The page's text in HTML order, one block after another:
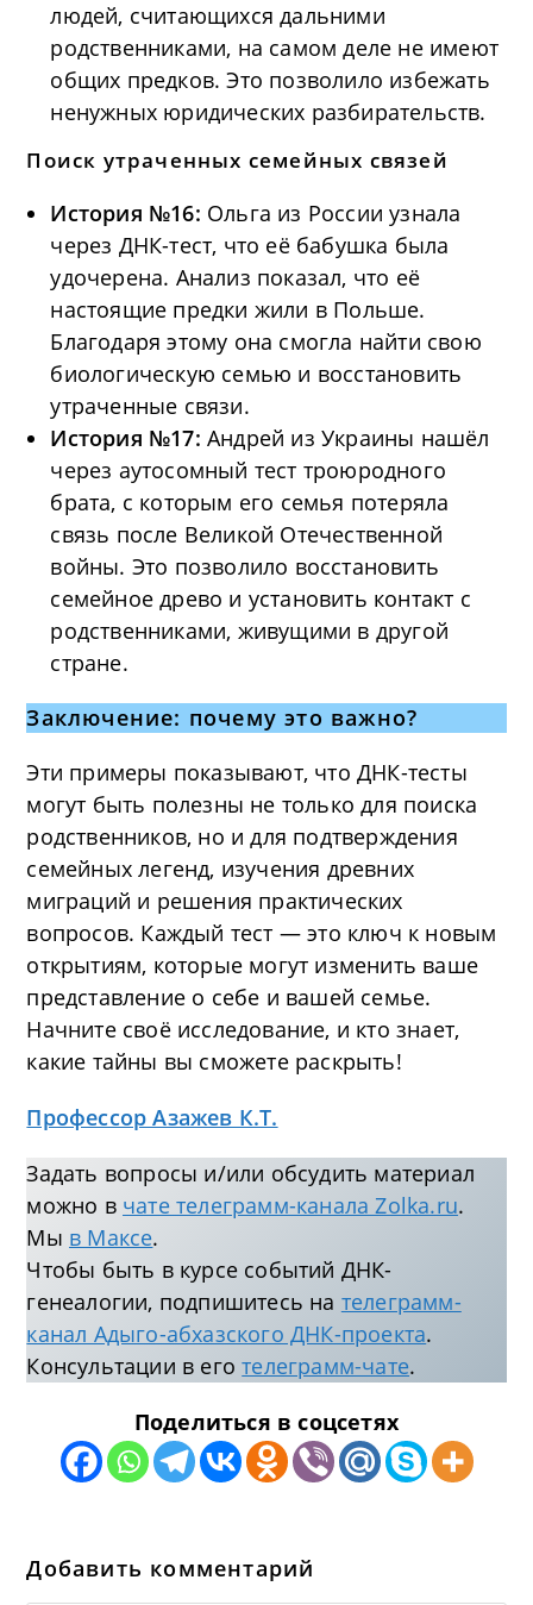
людей, считающихся дальними
родственниками, на самом деле не имеют
общих предков. Это позволило избежать
ненужных юридических разбирательств.
Поиск утраченных семейных связей
История №16: Ольга из России узнала
через ДНК-тест, что её бабушка была
удочерена. Анализ показал, что её
настоящие предки жили в Польше.
Благодаря этому она смогла найти свою
биологическую семью и восстановить
утраченные связи.
История №17:Андрей из Украины нашёл
через аутосомный тест троюродного
брата, с которым его семья потеряла
связь после Великой Отечественной
войны. Это позволило восстановить
семейное древо и установить контакт с
родственниками, живущими в другой
стране.
Заключение: почему это важно?
Эти примеры показывают, что ДНК-тесты
могут быть полезны не только для поиска
родственников, но и для подтверждения
семейных легенд, изучения древних
миграций и решения практических
вопросов. Каждый тест — это ключ к новым
открытиям, которые могут изменить ваше
представление о себе и вашей семье.
Начните своё исследование, и кто знает,
какие тайны вы сможете раскрыть!
Профессор Азажев К.Т.
Задать вопросы и/или обсудить материал
можно в чате телеграмм-канала Zolka.ru.
Мы в Максе.
Чтобы быть в курсе событий ДНК-
генеалогии, подпишитесь на телеграмм-
канал Адыго-абхазского ДНК-проекта.
Консультации в еготелеграмм-чате.
Поделиться в соцсетях
Добавить комментарий